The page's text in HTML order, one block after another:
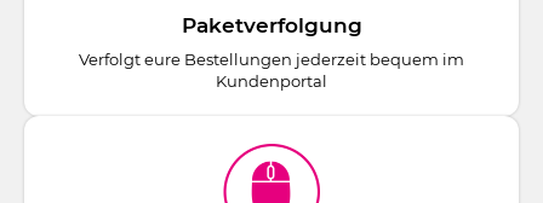
Paketverfolgung
Verfolgt eure Bestellungen jederzeit bequem im
Kundenportal